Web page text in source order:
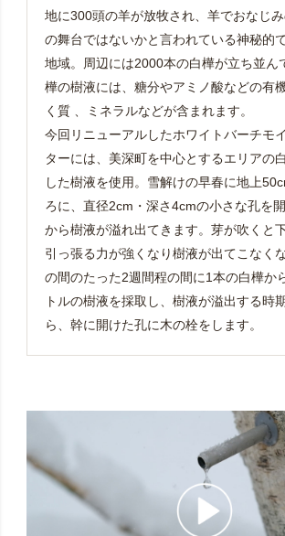
地に300頭の羊が放牧され、羊でおなじ
の舞台ではないかと言われている神秘的
地域。周辺には2000本の白樺が立ち並ん
樺の樹液には、糖分やアミノ酸などの有
く質 、ミネラルなどが含まれます。
今回リニューアルしたホワイトバーチモ
ターには、美深町を中心とするエリアの
した樹液を使用。雪解けの早春に地上
ろに、直径2cm・深さ4cmの小さな孔を
から樹液が溢れ出てきます。芽が吹くと
引っ張る力が強くなり樹液が出てこなく
の間のたった2週間程の間に1本の白樺か
トルの樹液を採取し、樹液が溢出する時
ら、幹に開けた孔に木の栓をします。